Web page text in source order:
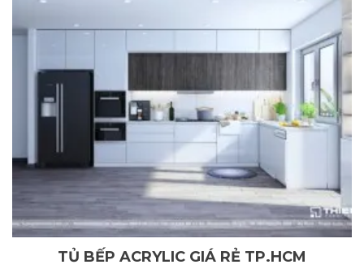
TỦ BẾP ACRYLIC GIÁ RẺ TP.HCM